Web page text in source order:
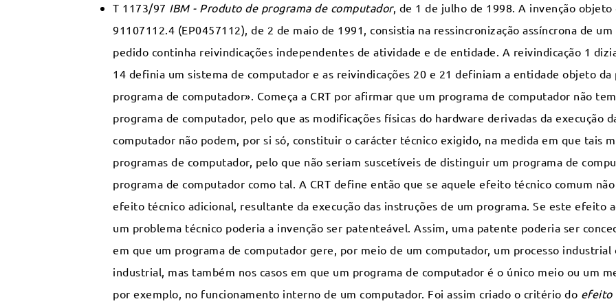
T 1173/97 IBM - Produto de programa de computador, de 1 de julho de 1998. A invenção
91107112.4 (EP0457112), de 2 de maio de 1991, consistia na ressincronização assíncrona de
pedido continha reivindicações independentes de atividade e de entidade. A reivindicação 1
14 definia um sistema de computador e as reivindicações 20 e 21 definiam a entidade objeto
programa de computador». Começa a CRT por afirmar que um programa de computador não
programa de computador, pelo que as modificações físicas do hardware derivadas da execução
computador não podem, por si só, constituir o carácter técnico exigido, na medida em que tais
programas de computador, pelo que não seriam suscetíveis de distinguir um programa de
programa de computador como tal. A CRT define então que se aquele efeito técnico comum
efeito técnico adicional, resultante da execução das instruções de um programa. Se este efeito
um problema técnico poderia a invenção ser patenteável. Assim, uma patente poderia ser
em que um programa de computador gere, por meio de um computador, um processo
industrial, mas também nos casos em que um programa de computador é o único meio ou um
por exemplo, no funcionamento interno de um computador. Foi assim criado o critério do efeito